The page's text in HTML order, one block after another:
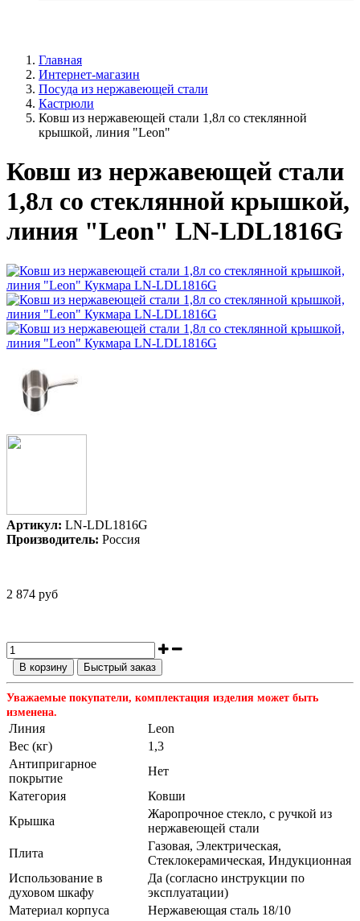
Главная
Интернет-магазин
Посуда из нержавеющей стали
Кастрюли
Ковш из нержавеющей стали 1,8л со стеклянной
крышкой, линия "Leon"
Ковш из нержавеющей стали
1,8л со стеклянной крышкой,
линия "Leon" LN-LDL1816G
Артикул: LN-LDL1816G
Производитель: Россия
2 874 руб
В корзину Быстрый заказ
Уважаемые покупатели, комплектация изделия может быть
изменена.
Линия
Leon
Вес (кг)
1,3
Антипригарное
покрытие
Нет
Категория
Ковши
Крышка
Жаропрочное стекло, с ручкой из
нержавеющей стали
Плита
Газовая, Электрическая,
Стеклокерамическая, Индукционная
Использование в
духовом шкафу
Да (согласно инструкции по
эксплуатации)
Материал корпуса
Нержавеющая сталь 18/10